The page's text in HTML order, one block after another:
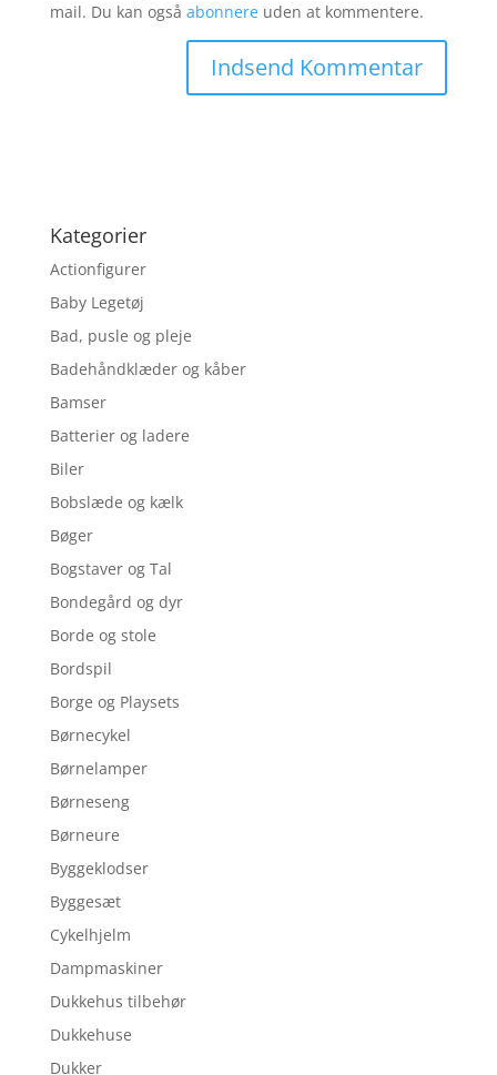
mail. Du kan også abonnereuden at kommentere.
Kategorier
Actionfigurer
Baby Legetøj
Bad, pusle og pleje
Badehåndklæder og kåber
Bamser
Batterier og ladere
Biler
Bobslæde og kælk
Bøger
Bogstaver og Tal
Bondegård og dyr
Borde og stole
Bordspil
Borge og Playsets
Børnecykel
Børnelamper
Børneseng
Børneure
Byggeklodser
Byggesæt
Cykelhjelm
Dampmaskiner
Dukkehus tilbehør
Dukkehuse
Dukker